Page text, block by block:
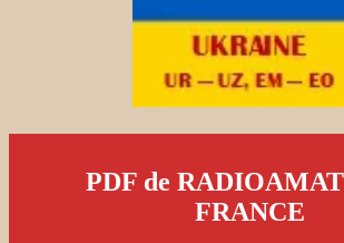
PDF de
FRANCE